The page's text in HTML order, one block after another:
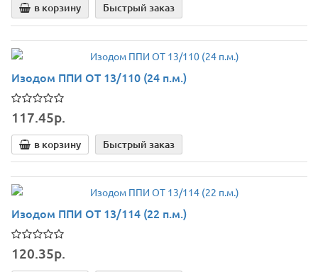
в корзину Быстрый заказ
Изодом ППИ ОТ 13/110 (24 п.м.)
117.45р.
в корзину Быстрый заказ
Изодом ППИ ОТ 13/114 (22 п.м.)
120.35р.